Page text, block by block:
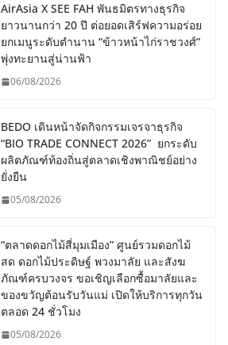
AirAsia X SEE FAH พันธมิตรทางธุรกิจ
ยาวนานกว่า 20 ปี ต่อยอดเสิร์ฟความอร่อย
ยกเมนูระดับตำนาน “ข้าวหน้าไก่ราชวงศ์”
พุ่งทะยานสู่น่านฟ้า
06/08/2026
BEDO เดินหน้าจัดกิจกรรมเจรจาธุรกิจ
“BIO TRADE CONNECT 2026” ยกระดับ
ผลิตภัณฑ์ท้องถิ่นสู่ตลาดเชิงพาณิชย์อย่าง
ยั่งยืน
05/08/2026
“ตลาดดอกไม้สี่มุมเมือง” ศูนย์รวมดอกไม้
สด ดอกไม้ประดิษฐ์ พวงมาลัย และสังฆ
ภัณฑ์ครบวงจร ขอเชิญเลือกซื้อมาลัยและ
ของขวัญต้อนรับวันแม่ เปิดให้บริการทุกวัน
ตลอด 24 ชั่วโมง
05/08/2026